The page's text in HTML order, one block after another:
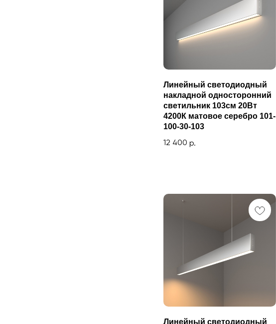
Линейный светодиодный
накладной односторонний
светильник 103см 20Вт
4200К матовое серебро 101-
100-30-103
12 400 р.
Линейный светодиодный